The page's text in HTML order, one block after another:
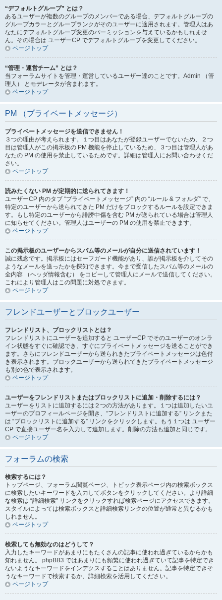
“デフォルトグループ” とは？
あるユーザーが複数のグループのメンバーである場合、デフォルトグループの
グループカラーとグループランクがそのユーザーに適用されます。管理人はあ
なたにデフォルトグループ変更のパーミッションを与えているかもしれませ
ん。その場合は ユーザーCP でデフォルトグループを変更してください。
ページトップ
“管理・運営チーム” とは？
当フォーラムサイトを管理・運営しているユーザー達のことです。Admin （管
理人） とモデレータが含まれます。
ページトップ
PM （プライベートメッセージ）
プライベートメッセージを送信できません！
３つの理由が考えられます。１つ目はあなたが登録ユーザーでないため、２つ
目は管理人がこの掲示板の PM 機能を停止しているため、３つ目は管理人があ
なたの PM の使用を禁止しているためです。詳細は管理人にお問い合わせくだ
さい。
ページトップ
読みたくない PM が定期的に送られてきます！
ユーザーCP 内のタブ “プライベートメッセージ” 内の “ルール & フォルダ” で、
特定のユーザーから送られてきた PM だけをブロックするルールを設定できま
す。もし特定のユーザーから誹謗中傷を含む PM が送られている場合は管理人
に知らせてください。管理人はユーザーの PM の使用を禁止できます。
ページトップ
この掲示板のユーザーからスパム等のメールが自分に送信されています！
誠に残念です。掲示板にはセーフガード機能があり、誰が掲示板を介してその
ようなメールを送ったかを探知できます。今まで受信したスパム等のメールの
全内容 （ヘッダ情報含む） をコピーして管理人にメールで送信してください。
これにより管理人はこの問題に対処できます。
ページトップ
フレンドユーザーとブロックユーザー
フレンドリスト、ブロックリストとは？
フレンドリストにユーザーを追加すると ユーザーCP でそのユーザーのオンラ
イン状態をすぐに確認でき、すぐにプライベートメッセージを送ることができ
ます。さらにフレンドユーザーから送られきたプライベートメッセージは色付
き表示されます。ブロックユーザーから送られてきたプライベートメッセージ
も別の色で表示されます。
ページトップ
ユーザーをフレンドリストまたはブロックリストに追加・削除するには？
ユーザーをリストに追加するには２つの方法があります。１つは追加したいユ
ーザーのプロフィールページを開き、“フレンドリストに追加する” リンクまた
は “ブロックリストに追加する” リンクをクリックします。もう１つは ユーザー
CP で直接ユーザー名を入力して追加します。削除の方法も追加と同じです。
ページトップ
フォーラムの検索
検索するには？
トップページ、フォーラム閲覧ページ、トピック表示ページ内の検索ボックス
に検索したいキーワードを入力してボタンをクリックしてください。より詳細
な検索は “詳細検索” リンクをクリックすれば検索ページにアクセスできます。
スタイルによっては検索ボックスと詳細検索リンクの位置が通常と異なるかも
しれません。
ページトップ
検索しても無効なのはどうして？
入力したキーワードがあまりにもたくさんの記事に使われ過ぎているからかも
知れません。 phpBB3 ではあまりにも頻繁に使われ過ぎていて記事を特定でき
ないようなキーワードをインデクスすることはありません。記事を特定できそ
うなキーワードで検索するか、詳細検索を活用してください。
ページトップ